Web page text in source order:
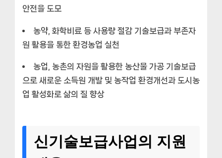
안전을 도모
농약, 화학비료 등 사용량 절감 기술보급과 부존자
원 활용을 통한 환경농업 실천
농업, 농촌의 자원을 활용한 농산물 가공 기술보급
으로 새로운 소득원 개발 및 농작업 환경개선과 도시농
업 활성화로 삶의 질 향상
신기술보급사업의 지원